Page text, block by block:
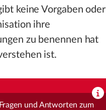
keine Vorgaben oder
ihre
zu benennen hat
ist.
und Antworten zum